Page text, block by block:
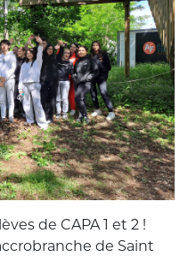
de CAPA 1 et 2 !
de Saint